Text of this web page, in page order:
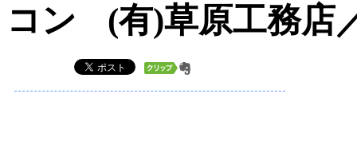
(有)草原工務店